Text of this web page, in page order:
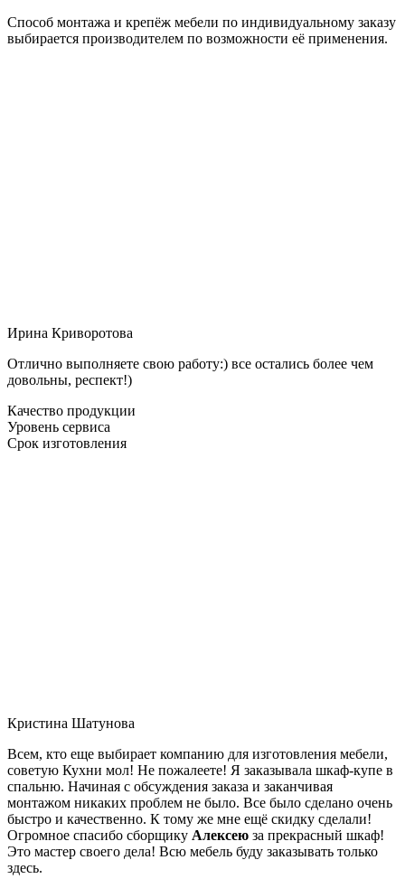
Способ монтажа и крепёж мебели по индивидуальному заказу
выбирается производителем по возможности её применения.
Ирина Криворотова
Отлично выполняете свою работу:) все остались более чем
довольны, респект!)
Качество продукции
Уровень сервиса
Срок изготовления
Кристина Шатунова
Всем, кто еще выбирает компанию для изготовления мебели,
советую Кухни мол! Не пожалеете! Я заказывала шкаф-купе в
спальню. Начиная с обсуждения заказа и заканчивая
монтажом никаких проблем не было. Все было сделано очень
быстро и качественно. К тому же мне ещё скидку сделали!
Огромное спасибо сборщику Алексею за прекрасный шкаф!
Это мастер своего дела! Всю мебель буду заказывать только
здесь.